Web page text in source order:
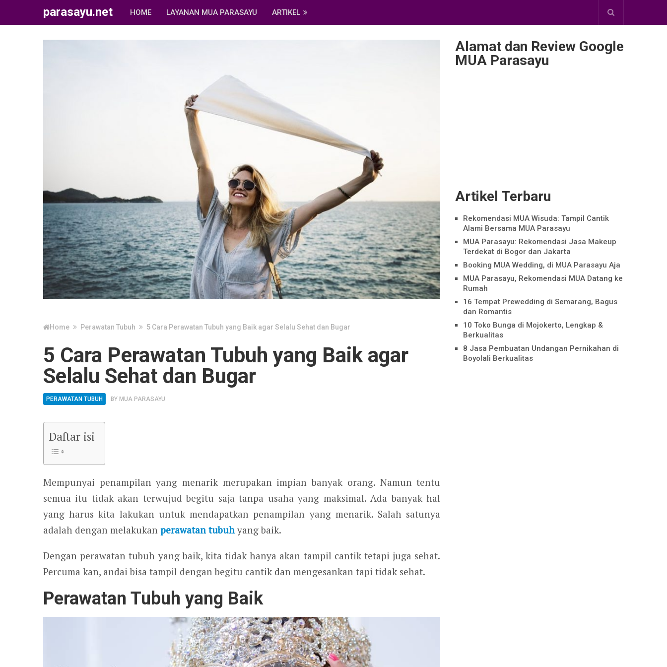
parasayu.net HOME LAYANAN MUA PARASAYU ARTIKEL
Home Perawatan Tubuh 5 Cara Perawatan Tubuh yang Baik agar Selalu Sehat dan Bugar
5 Cara Perawatan Tubuh yang Baik agar
Selalu Sehat dan Bugar
PERAWATAN TUBUH BY MUA PARASAYU
Daftar isi
Mempunyai penampilan yang menarik merupakan impian banyak orang. Namun tentu
semua itu tidak akan terwujud begitu saja tanpa usaha yang maksimal. Ada banyak hal
yang harus kita lakukan untuk mendapatkan penampilan yang menarik. Salah satunya
adalah dengan melakukan perawatan tubuh yang baik.
Dengan perawatan tubuh yang baik, kita tidak hanya akan tampil cantik tetapi juga sehat.
Percuma kan, andai bisa tampil dengan begitu cantik dan mengesankan tapi tidak sehat.
Perawatan Tubuh yang Baik
Alamat dan Review Google
MUA Parasayu
Artikel Terbaru
Rekomendasi MUA Wisuda: Tampil Cantik
Alami Bersama MUA Parasayu
MUA Parasayu: Rekomendasi Jasa Makeup
Terdekat di Bogor dan Jakarta
Booking MUA Wedding, di MUA Parasayu Aja
MUA Parasayu, Rekomendasi MUA Datang ke
Rumah
16 Tempat Prewedding di Semarang, Bagus
dan Romantis
10 Toko Bunga di Mojokerto, Lengkap &
Berkualitas
8 Jasa Pembuatan Undangan Pernikahan di
Boyolali Berkualitas